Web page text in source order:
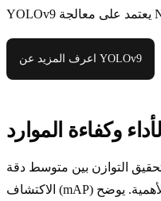
اعرف المزيد عن YOLOv9
وكفاءة الموارد
تحقيق التوازن بين متوسط دقة
الاكتشاف (mAP) مقابل التكلفة الحسابية أمراً بالغ الأهمية. يوضح